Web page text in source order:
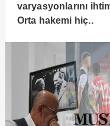
varyasyonlarını
Orta hakemi hiç..